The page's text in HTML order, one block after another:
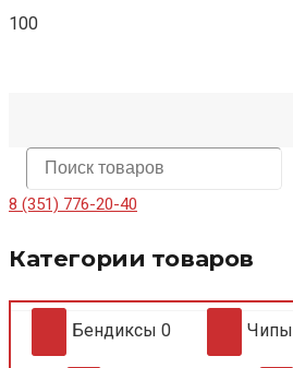
8 (351) 776-20-40
Категории товаров
Бендиксы 0 Чипы